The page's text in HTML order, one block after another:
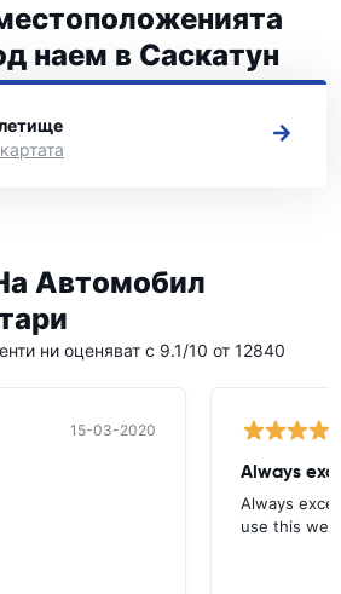
наем в Саскатун
места за коли под наем в Саскатун
Автомобил
ни оценяват с 9.1/10 от 12840
15-03-2020
Always
Always
use this